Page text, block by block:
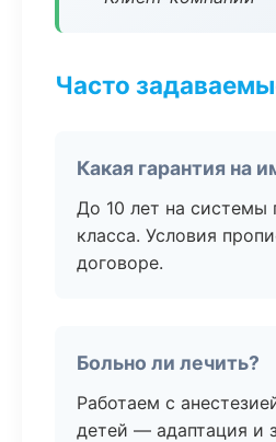
Часто
Какая гарантия на
До 10 лет на
класса. Условия
договоре.
Больно ли лечить?
Работаем с
детей — адаптация и